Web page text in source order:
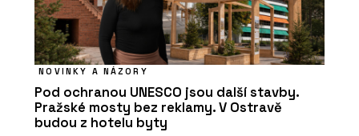
NOVINKY A NÁZORY
Pod ochranou UNESCO jsou další stavby.
Pražské mosty bez reklamy. V Ostravě
budou z hotelu byty